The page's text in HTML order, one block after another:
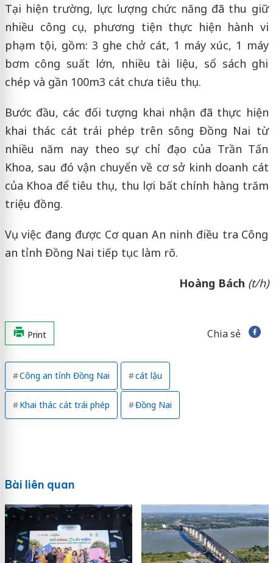
Tại hiện trường, lực lượng chức năng đã thu giữ
nhiều công cụ, phương tiện thực hiện hành vi
phạm tội, gồm: 3 ghe chở cát, 1 máy xúc, 1 máy
bơm công suất lớn, nhiều tài liệu, sổ sách ghi
chép và gần 100m3 cát chưa tiêu thụ.
Bước đầu, các đối tượng khai nhận đã thực hiện
khai thác cát trái phép trên sông Đồng Nai từ
nhiều năm nay theo sự chỉ đạo của Trần Tấn
Khoa, sau đó vận chuyển về cơ sở kinh doanh cát
của Khoa để tiêu thụ, thu lợi bất chính hàng trăm
triệu đồng.
Vụ việc đang được Cơ quan An ninh điều tra Công
an tỉnh Đồng Nai tiếp tục làm rõ.
Hoàng Bách (t/h)
Print Chia sẻ
Công an tỉnh Đồng Nai cát lậu
Khai thác cát trái phép Đồng Nai
Bài liên quan